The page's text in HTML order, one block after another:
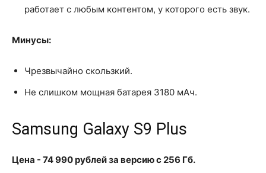
работает с любым контентом, у которого есть звук.
Минусы:
Чрезвычайно скользкий.
Не слишком мощная батарея 3180 мАч.
Samsung Galaxy S9 Plus
Цена - 74 990 рублей за версию с 256 Гб.